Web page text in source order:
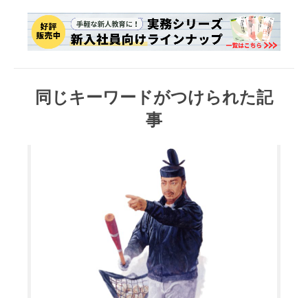
同じキーワードがつけられた記
事